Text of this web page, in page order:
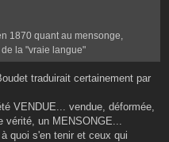
1870 quant au mensonge,
la "vraie langue"
traduirait certainement par
VENDUE... vendue, déformée,
un MENSONGE...
quoi s'en tenir et ceux qui